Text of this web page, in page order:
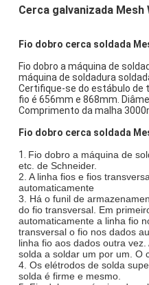
Cerca galvanizada
Fio dobro cerca soldada
Fio dobro a máquina de
máquina de soldadura
Certifique-se do estábulo de
fio é 656mm e 868mm.
Comprimento da malha
Fio dobro cerca soldada
1. Fio dobro a máquina de
etc. de Schneider.
2. A linha fios e fios
automaticamente
3. Há o funil de
do fio transversal. Em
automaticamente a linha fio
transversal o fio nos dados
linha fio aos dados outra
solda a soldar um por um. O
4. Os elétrodos de solda
solda é firme e mesmo.